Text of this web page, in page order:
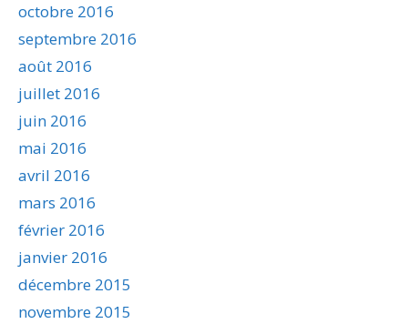
octobre 2016
septembre 2016
août 2016
juillet 2016
juin 2016
mai 2016
avril 2016
mars 2016
février 2016
janvier 2016
décembre 2015
novembre 2015